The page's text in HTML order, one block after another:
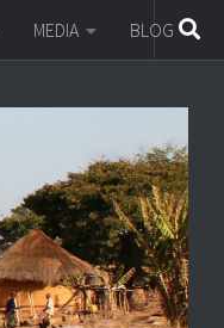
MEDIA BLOG